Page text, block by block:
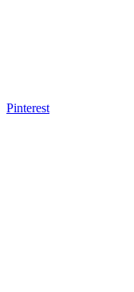
Pinterest